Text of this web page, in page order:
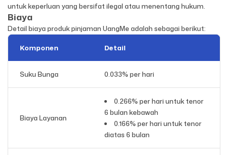
untuk keperluan yang bersifat ilegal atau menentang hukum.
Biaya
Detail biaya produk pinjaman UangMe adalah sebagai berikut:
Komponen Detail
Suku Bunga 0.033% per hari
Biaya Layanan
0.266% per hari untuk tenor
6 bulan kebawah
0.166% per hari untuk tenor
diatas 6 bulan